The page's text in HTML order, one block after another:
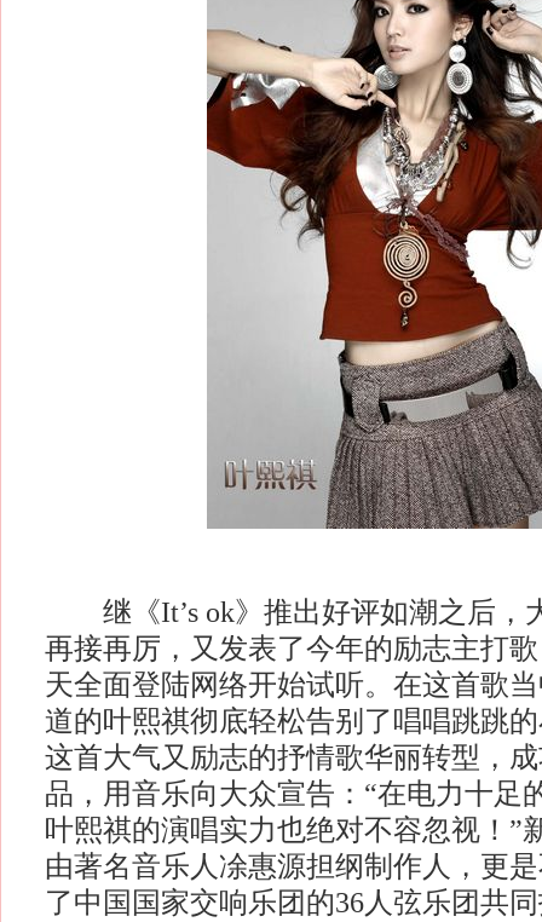
继《It’s ok》推出好评如潮之后，
再接再厉，又发表了今年的励志主打
天全面登陆网络开始试听。在这首歌
道的叶熙祺彻底轻松告别了唱唱跳跳
这首大气又励志的抒情歌华丽转型，
品，用音乐向大众宣告：“在电力十足
叶熙祺的演唱实力也绝对不容忽视！”
由著名音乐人凃惠源担纲制作人，更
了中国国家交响乐团的36人弦乐团共